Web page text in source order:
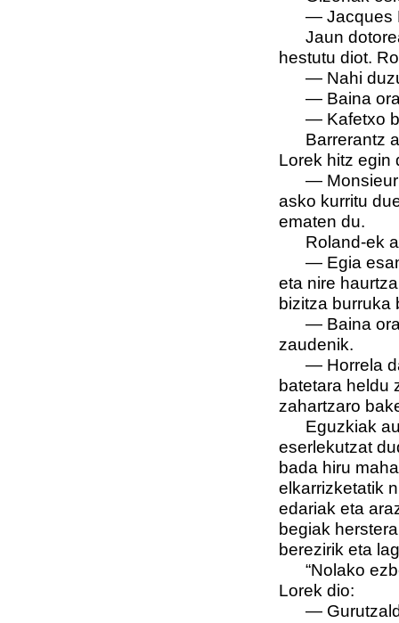
— Jacques
Jaun
hestutu diot.
— Nahi
— Baina
— Kafetxo
Barrerantz
Lorek hitz egin
—
asko kurritu
ematen du.
Roland-ek
— Egia
eta nire
bizitza burruka
— Baina
zaudenik.
— Horrela
batetara heldu
zahartzaro
Eguzkiak
eserlekutzat
bada hiru
elkarrizketatik
edariak eta
begiak
berezirik eta
“Nolako
Lorek dio:
—